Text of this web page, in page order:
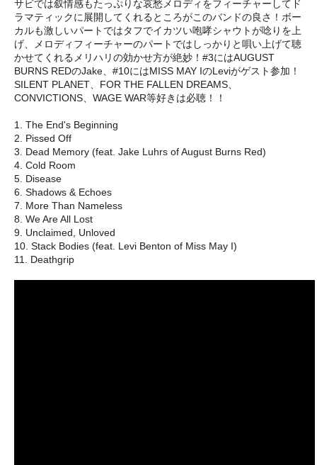
サビでは叙情感もたっぷりな哀愁メロディをフィーチャーしてド
ラマティックに展開してくれるところがこのバンドの良さ！ボー
カルも激しいパートではタフでイカツい咆哮シャウトが唸りを上
げ、メロディフィーチャーのパートではしっかりと唄い上げて聴
かせてくれるメリハリの効かせ方が絶妙！#3にはAUGUST
BURNS REDのJake、#10にはMISS MAY IのLeviがゲスト参加！
SILENT PLANET、FOR THE FALLEN DREAMS、
CONVICTIONS、WAGE WAR等好きは必聴！！
1. The End's Beginning
2. Pissed Off
3. Dead Memory (feat. Jake Luhrs of August Burns Red)
4. Cold Room
5. Disease
6. Shadows & Echoes
7. More Than Nameless
8. We Are All Lost
9. Unclaimed, Unloved
10. Stack Bodies (feat. Levi Benton of Miss May I)
11. Deathgrip